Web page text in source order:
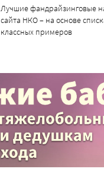
Лучшие фандрайзинговые
сайта НКО – на основе
классных примеров